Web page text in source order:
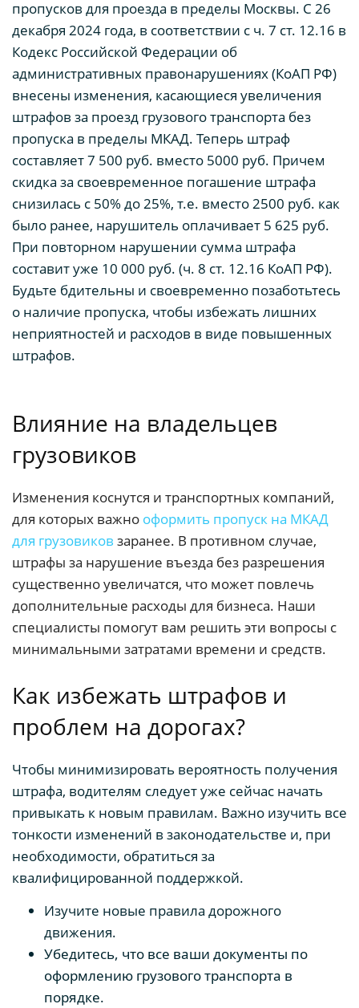
пропусков для проезда в пределы Москвы. С 26
декабря 2024 года, в соответствии с ч. 7 ст. 12.16 в
Кодекс Российской Федерации об
административных правонарушениях (КоАП РФ)
внесены изменения, касающиеся увеличения
штрафов за проезд грузового транспорта без
пропуска в пределы МКАД. Теперь штраф
составляет 7 500 руб. вместо 5000 руб. Причем
скидка за своевременное погашение штрафа
снизилась с 50% до 25%, т.е. вместо 2500 руб. как
было ранее, нарушитель оплачивает 5 625 руб.
При повторном нарушении сумма штрафа
составит уже 10 000 руб. (ч. 8 ст. 12.16 КоАП РФ).
Будьте бдительны и своевременно позаботьтесь
о наличие пропуска, чтобы избежать лишних
неприятностей и расходов в виде повышенных
штрафов.
Влияние на владельцев
грузовиков
Изменения коснутся и транспортных компаний,
для которых важно оформить пропуск на МКАД
для грузовиков заранее. В противном случае,
штрафы за нарушение въезда без разрешения
существенно увеличатся, что может повлечь
дополнительные расходы для бизнеса. Наши
специалисты помогут вам решить эти вопросы с
минимальными затратами времени и средств.
Как избежать штрафов и
проблем на дорогах?
Чтобы минимизировать вероятность получения
штрафа, водителям следует уже сейчас начать
привыкать к новым правилам. Важно изучить все
тонкости изменений в законодательстве и, при
необходимости, обратиться за
квалифицированной поддержкой.
Изучите новые правила дорожного
движения.
Убедитесь, что все ваши документы по
оформлению грузового транспорта в
порядке.